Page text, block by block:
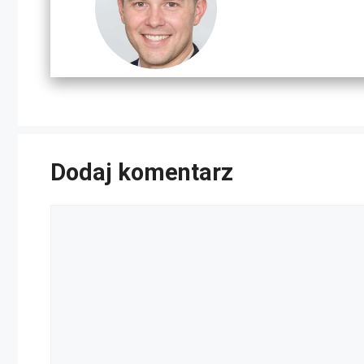
Dodaj komentarz